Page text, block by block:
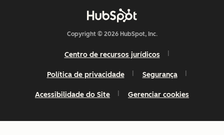
Copyright © 2026 HubSpot, Inc.
Centro de recursos jurídicos
Política de privacidade Segurança
Acessibilidade do Site Gerenciar cookies